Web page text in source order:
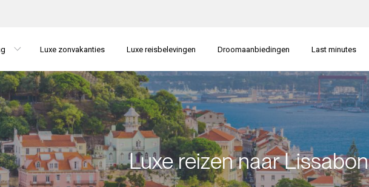
Luxe zonvakanties Luxe reisbelevingen Droomaanbiedingen Last minutes
Luxe reizen naar Lissabon